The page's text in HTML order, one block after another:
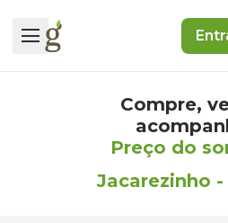
Compre,
Preço do
Jacarezinho -